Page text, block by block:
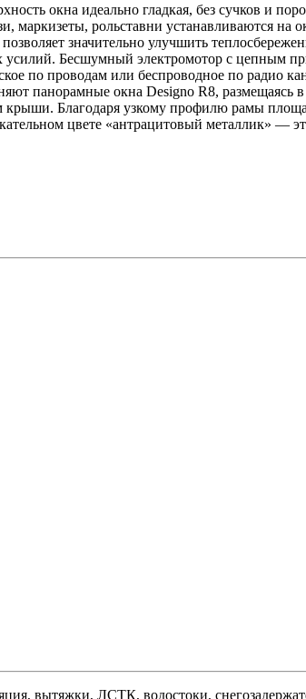
окна идеально гладкая, без сучков и
рольставни устанавливаются на
значительно улучшить
Бесшумный электромотор с цепным
по проводам или беспроводное по радио
панорамные окна Designo R8, размещаясь в
Благодаря узкому профилю рамы
цвете «антрацитовый металлик» —
вытяжки, ЛСТК, водостоки,